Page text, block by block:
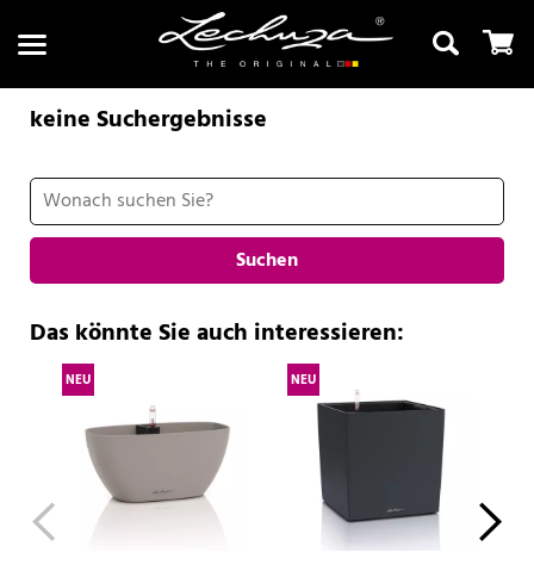
Suchen
keine Suchergebnisse
Suchen
Das könnte Sie auch interessieren:
NEU NEU